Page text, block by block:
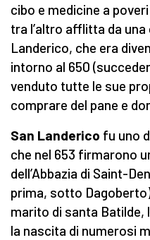
cibo e medicine a
tra l’altro afflitta da
Landerico, che era
intorno al 650
venduto tutte le sue
comprare del pane e
San Landerico fu uno
che nel 653 firmarono
dell’Abbazia di Saint-
prima, sotto
marito di santa Batilde,
la nascita di numerosi